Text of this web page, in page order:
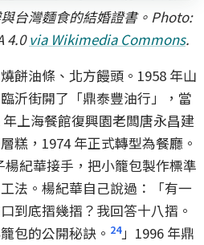
台灣麵食的結婚證書。Photo:
4.0via Wikimedia Commons.
餅油條、北方饅頭。1958 年山
沂街開了「鼎泰豐油行」，當
年上海餐館復興園老闆唐永昌建
糕，1974 年正式轉型為餐廳。
紀華接手，把小籠包製作標準
法。楊紀華自己說過：「有一
到底摺幾摺？我回答十八摺。
包的公開秘訣。 24」1996 年鼎